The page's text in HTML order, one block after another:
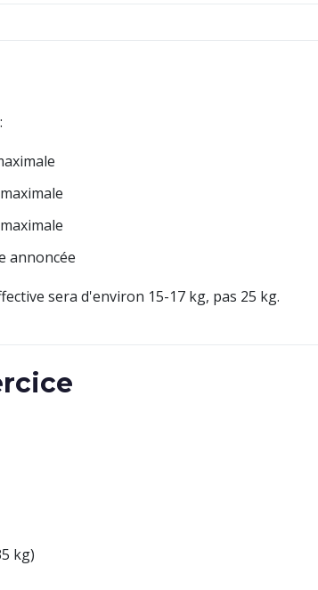
:
annoncée
sera d'environ 15-17 kg, pas 25 kg.
kg)